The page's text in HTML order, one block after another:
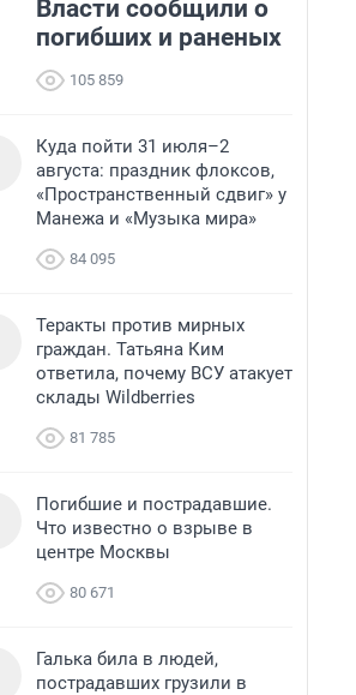
Власти сообщили о
погибших и раненых
105 859
Куда пойти 31 июля–2
августа: праздник флоксов,
«Пространственный сдвиг» у
Манежа и «Музыка мира»
84 095
Теракты против мирных
граждан. Татьяна Ким
ответила, почему ВСУ атакует
склады Wildberries
81 785
Погибшие и пострадавшие.
Что известно о взрыве в
центре Москвы
80 671
Галька била в людей,
пострадавших грузили в